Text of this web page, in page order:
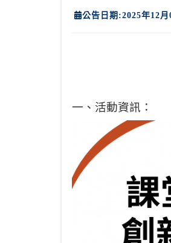
公告日期:2025年12月
一、活動資訊：